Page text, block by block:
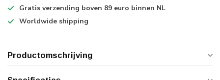
Gratis verzending boven 89 euro binnen NL
Worldwide shipping
Productomschrijving